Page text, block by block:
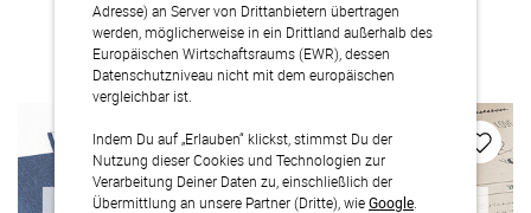
Adresse) an Server von Drittanbietern übertragen
werden, möglicherweise in ein Drittland außerhalb des
Europäischen Wirtschaftsraums (EWR), dessen
Datenschutzniveau nicht mit dem europäischen
vergleichbar ist.
Indem Du auf „Erlauben“ klickst, stimmst Du der
Nutzung dieser Cookies und Technologien zur
Verarbeitung Deiner Daten zu, einschließlich der
Übermittlung an unsere Partner (Dritte), wieGoogle